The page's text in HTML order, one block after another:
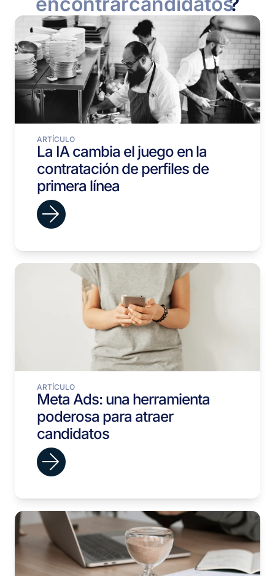
ARTÍCULO
La IA cambia el juego en la
contratación de perfiles de
primera línea
ARTÍCULO
Meta Ads: una herramienta
poderosa para atraer
candidatos